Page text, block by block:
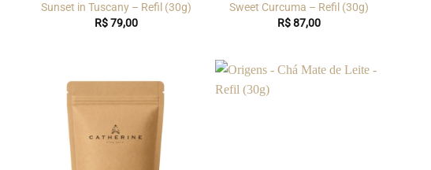
Sunset in Tuscany – Refil (30g)
R$79,00
Sweet Curcuma – Refil (30g)
R$87,00